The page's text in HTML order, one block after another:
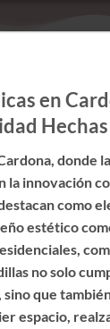
en
donde
la innovación
como
estético
no solo
que
espacio,